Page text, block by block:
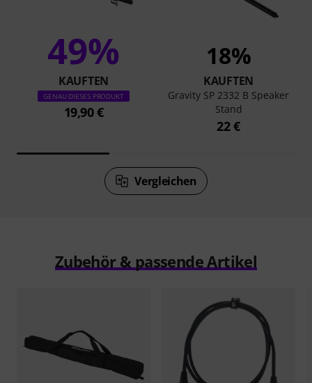
49%
KAUFTEN
GENAU DIESES PRODUKT
19,90 €
18%
KAUFTEN
Gravity SP 2332 B Speaker
Stand
22 €
Vergleichen
Zubehör & passende Artikel